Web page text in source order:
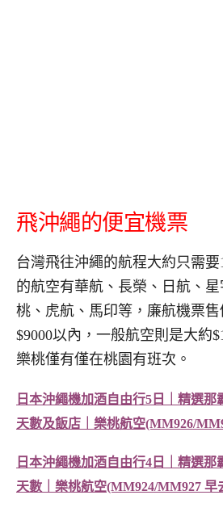
飛沖繩的便宜機票
台灣飛往沖繩的航程大約只需
的航空有華航、長榮、日航、
桃、虎航、馬印等，廉航機票
$9000以內，一般航空則是大約
樂桃僅有僅在桃園有班次。
日本沖繩機加酒自由行5 日｜精選那
天數及飯店｜樂桃航空(MM926/
日本沖繩機加酒自由行4 日｜精選那
天數｜樂桃航空(MM924/MM927 早